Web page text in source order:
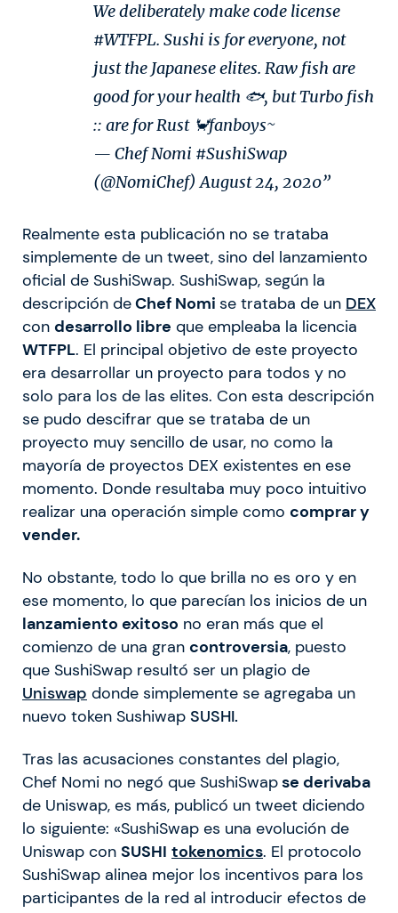
We deliberately make code license
#WTFPL. Sushi is for everyone, not
just the Japanese elites. Raw fish are
good for your health 🐟, but Turbo fish
:: are for Rust 🦀fanboys~
— Chef Nomi #SushiSwap
(@NomiChef) August 24, 2020”
Realmente esta publicación no se trataba
simplemente de un tweet, sino del lanzamiento
oficial de SushiSwap. SushiSwap, según la
descripción deChef Nomi se trataba de un DEX
con desarrollo libre que empleaba la licencia
WTFPL. El principal objetivo de este proyecto
era desarrollar un proyecto para todos y no
solo para los de las elites. Con esta descripción
se pudo descifrar que se trataba de un
proyecto muy sencillo de usar, no como la
mayoría de proyectos DEX existentes en ese
momento. Donde resultaba muy poco intuitivo
realizar una operación simple como comprar y
vender.
No obstante, todo lo que brilla no es oro y en
ese momento, lo que parecían los inicios de un
lanzamiento exitoso no eran más que el
comienzo de una gran controversia, puesto
que SushiSwap resultó ser un plagio de
Uniswap donde simplemente se agregaba un
nuevo token Sushiwap SUSHI.
Tras las acusaciones constantes del plagio,
Chef Nomi no negó que SushiSwapse derivaba
de Uniswap, es más, publicó un tweet diciendo
lo siguiente: «SushiSwap es una evolución de
Uniswap con SUSHI tokenomics. El protocolo
SushiSwap alinea mejor los incentivos para los
participantes de la red al introducir efectos de